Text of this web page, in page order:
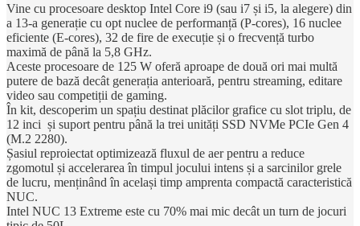
Vine cu procesoare desktop Intel Core i9 (sau i7 și i5, la alegere) din
a 13-a generație cu opt nuclee de performanță (P-cores), 16 nuclee
eficiente (E-cores), 32 de fire de execuție și o frecvență turbo
maximă de până la 5,8 GHz.
Aceste procesoare de 125 W oferă aproape de două ori mai multă
putere de bază decât generația anterioară, pentru streaming, editare
video sau competiții de gaming.
În kit, descoperim un spațiu destinat plăcilor grafice cu slot triplu, de
12 inci și suport pentru până la trei unități SSD NVMe PCIe Gen 4
(M.2 2280).
Șasiul reproiectat optimizează fluxul de aer pentru a reduce
zgomotul și accelerarea în timpul jocului intens și a sarcinilor grele
de lucru, menținând în același timp amprenta compactă caracteristică
NUC.
Intel NUC 13 Extreme este cu 70% mai mic decât un turn de jocuri